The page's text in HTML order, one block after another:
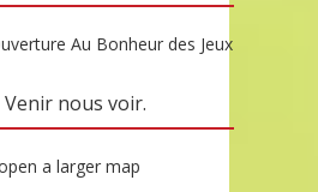
Venir nous voir.